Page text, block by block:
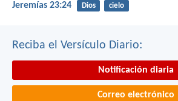
Jeremías 23:24 Dios cielo
Reciba el Versículo Diario:
Notificación diaria
Correo electrónico